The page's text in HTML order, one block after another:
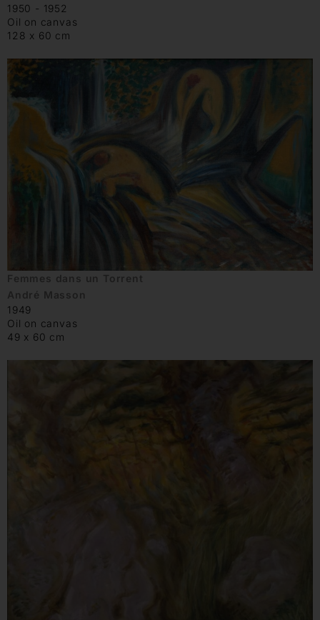
1950 - 1952
Oil on canvas
128 x 60 cm
Femmes dans un Torrent
André Masson
1949
Oil on canvas
49 x 60 cm